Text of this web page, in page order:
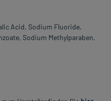
Acid, Sodium Fluoride,
Sodium Methylparaben,